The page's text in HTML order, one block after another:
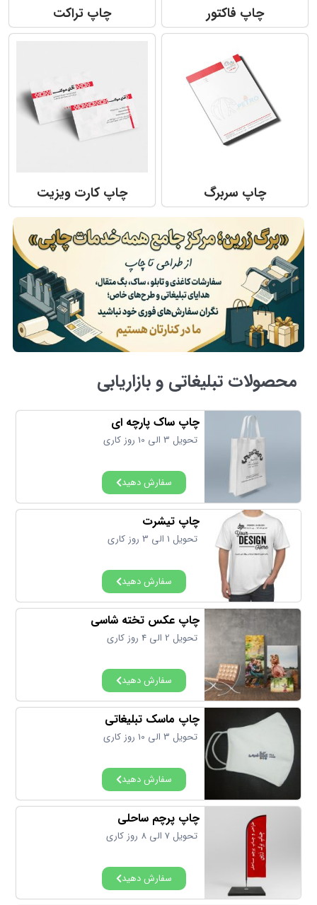
چاپ فاکتور چاپ تراکت
چاپ سربرگ چاپ کارت ویزیت
محصولات تبلیغاتی و بازاریابی
چاپ ساک پارچه ای
تحویل 3 الی 10 روز کاری
سفارش دهید
چاپ تیشرت
تحویل 1 الی 3 روز کاری
سفارش دهید
چاپ عکس تخته شاسی
تحویل 2 الی 4 روز کاری
سفارش دهید
چاپ ماسک تبلیغاتی
تحویل 3 الی 10 روز کاری
سفارش دهید
چاپ پرچم ساحلی
تحویل 7 الی 8 روز کاری
سفارش دهید